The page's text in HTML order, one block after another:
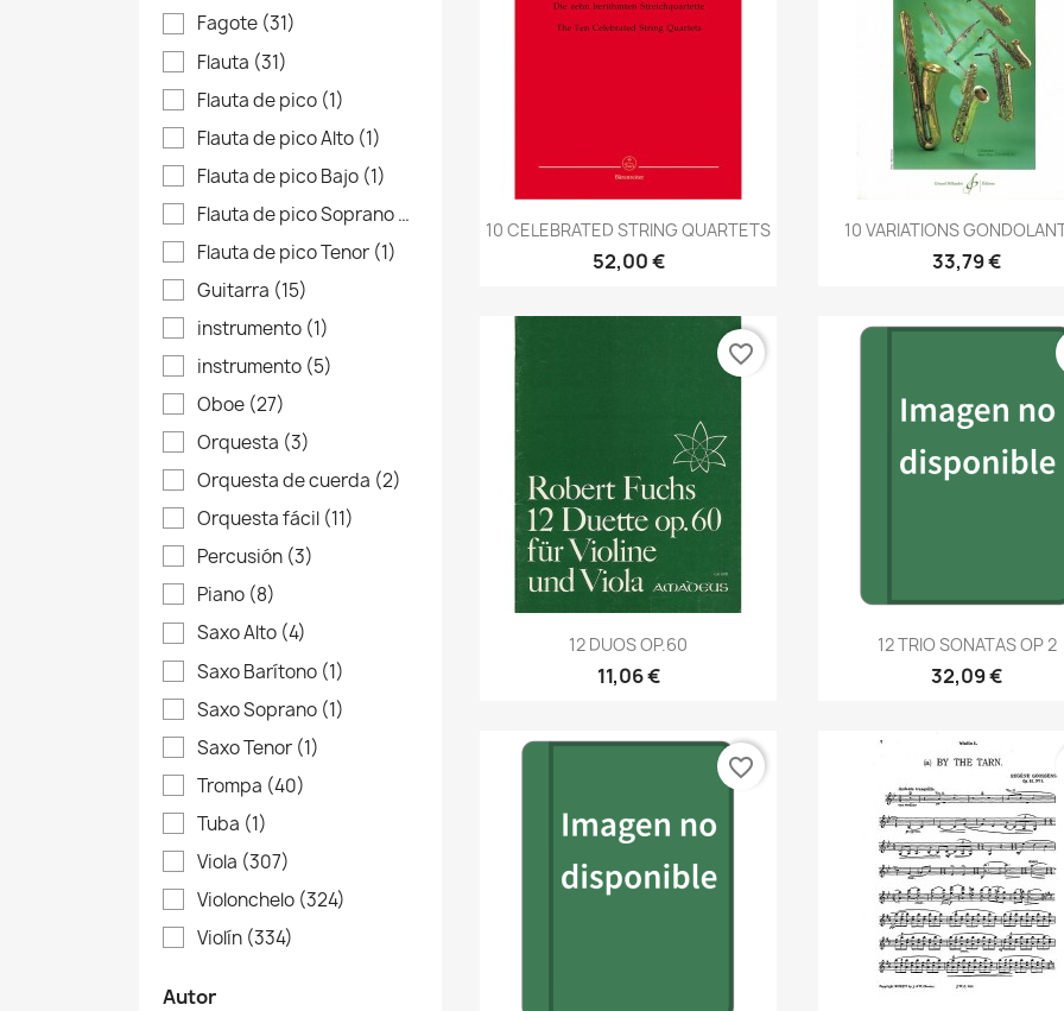
Fagote (31)
Flauta (31)
Flauta de pico (1)
Flauta de pico Alto (1)
Flauta de pico Bajo (1)
Flauta de pico Soprano
(1)
Flauta de pico Tenor (1)
Guitarra (15)
instrumento (1)
instrumento (5)
Oboe (27)
Orquesta (3)
Orquesta de cuerda (2)
Orquesta fácil (11)
Percusión (3)
Piano (8)
Saxo Alto (4)
Saxo Barítono (1)
Saxo Soprano (1)
Saxo Tenor (1)
Trompa (40)
Tuba (1)
Viola (307)
Violonchelo (324)
Violín (334)
Autor
Vista rápida
10 CELEBRATED STRING QUARTETS
52,00 €
Vista rápida
10 VARIATIONS
33,79 €
Vista rápida
12 DUOS OP.60
11,06 €
favorite_border
Vista rápida
12 TRIO SONATAS OP 2
32,09 €
favorite_border